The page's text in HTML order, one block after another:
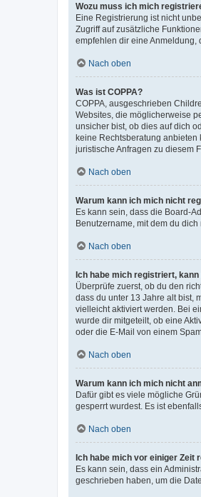
Wozu muss ich mich
Eine Registrierung ist nicht
Zugriff auf zusätzliche
empfehlen dir eine Anmeldung,
Nach oben
Was ist COPPA?
COPPA, ausgeschrieben
Websites, die möglicherweise
unsicher bist, ob dies auf dich
keine Rechtsberatung anbieten
juristische Anfragen zu diesem
Nach oben
Warum kann ich mich nicht
Es kann sein, dass die Board-
Benutzername, mit dem du
Nach oben
Ich habe mich registriert,
Überprüfe zuerst, ob du den
dass du unter 13 Jahre alt bist,
vielleicht aktiviert werden. Bei
wurde dir mitgeteilt, ob eine
oder die E-Mail von einem
Nach oben
Warum kann ich mich nicht
Dafür gibt es viele mögliche
gesperrt wurdest. Es ist
Nach oben
Ich habe mich vor einiger Zeit
Es kann sein, dass ein
geschrieben haben, um die